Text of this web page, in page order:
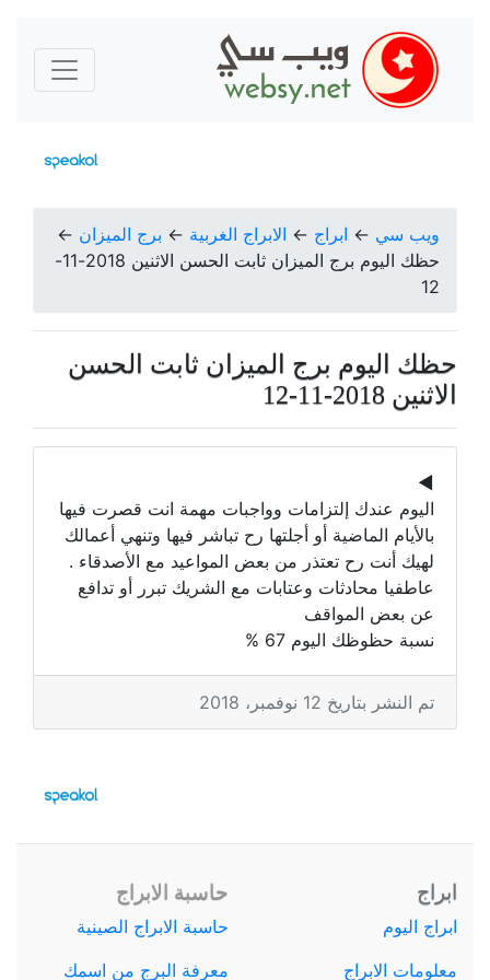
ويب سي ← ابراج ← الابراج الغربية ← برج الميزان ←
حظك اليوم برج الميزان ثابت الحسن الاثنين 2018-11-
12
حظك اليوم برج الميزان ثابت الحسن
الاثنين 2018-11-12
◀
اليوم عندك إلتزامات وواجبات مهمة انت قصرت فيها
بالأيام الماضية أو أجلتها رح تباشر فيها وتنهي أعمالك
لهيك أنت رح تعتذر من بعض المواعيد مع الأصدقاء .
عاطفيا محادثات وعتابات مع الشريك تبرر أو تدافع
عن بعض المواقف
نسبة حظوظك اليوم 67 %
تم النشر بتاريخ 12 نوفمبر، 2018
ابراج
ابراج اليوم
معلومات الابراج
حاسبة الابراج
حاسبة الابراج الصينية
معرفة البرج من اسمك